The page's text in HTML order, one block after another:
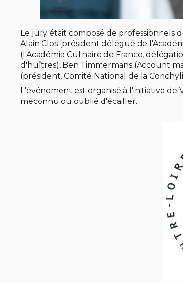
Le jury était composé de professionnels
Alain Clos (président délégué de
(l'Académie Culinaire de France,
d'huîtres), Ben Timmermans (Account
(président, Comité National de la
L'événement est organisé à l'initiative de
méconnu ou oublié d'écailler.